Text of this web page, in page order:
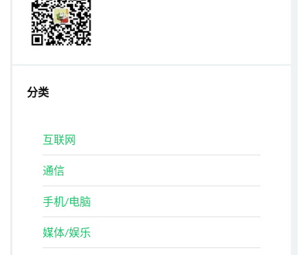
分类
互联网
通信
手机/电脑
媒体/娱乐